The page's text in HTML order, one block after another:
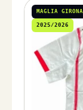
MAGLIA GIRONA
2025/2026